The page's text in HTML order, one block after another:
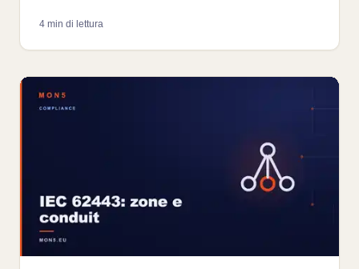
4 min di lettura